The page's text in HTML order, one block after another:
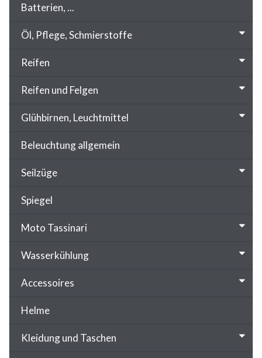
Batterien, ...
Öl, Pflege, Schmierstoffe
Reifen
Reifen und Felgen
Glühbirnen, Leuchtmittel
Beleuchtung allgemein
Seilzüge
Spiegel
Moto Tassinari
Wasserkühlung
Accessoires
Helme
Kleidung und Taschen